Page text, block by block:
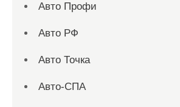
Авто Профи
Авто РФ
Авто Точка
Авто-СПА